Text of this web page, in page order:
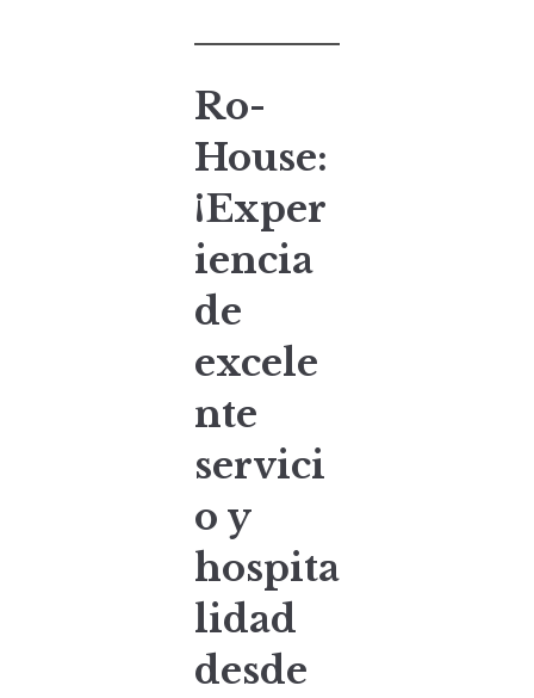
Ro-
House:
¡Exper
iencia
de
excele
nte
servici
o y
hospita
lidad
desde